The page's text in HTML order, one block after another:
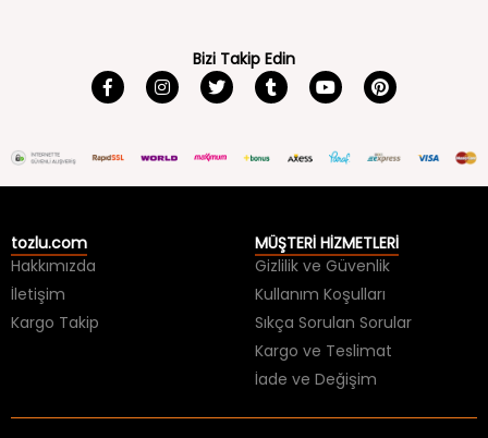
Bizi Takip Edin
tozlu.com
Hakkımızda
İletişim
Kargo Takip
MÜŞTERİ HİZMETLERİ
Gizlilik ve Güvenlik
Kullanım Koşulları
Sıkça Sorulan Sorular
Kargo ve Teslimat
İade ve Değişim